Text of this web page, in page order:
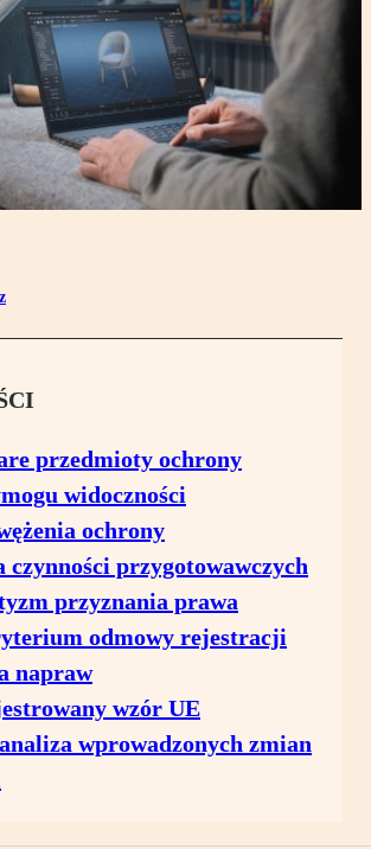
przedmioty ochrony
widoczności
ochrony
czynności przygotowawczych
przyznania prawa
odmowy rejestracji
napraw
wzór UE
wprowadzonych zmian